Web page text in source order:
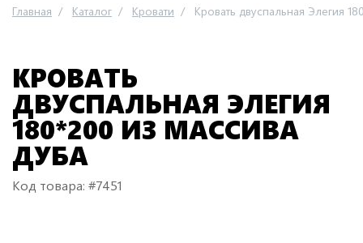
Главная Каталог Кровати Кровать двуспальная Элегия
КРОВАТЬ
ДВУСПАЛЬНАЯ ЭЛЕГИЯ
180*200 ИЗ МАССИВА
ДУБА
Код товара: #7451